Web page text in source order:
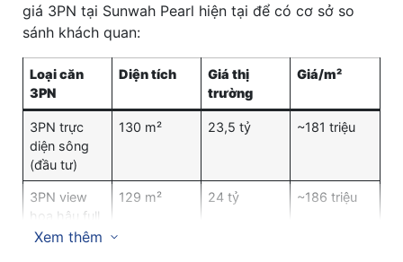
giá 3PN tại Sunwah Pearl hiện tại để có cơ sở so
sánh khách quan:
Loại căn
3PN
Diện tích
Giá thị
trường
Giá/m²
3PN trực
diện sông
(đầu tư)
130 m² 23,5 tỷ ~181 triệu
3PN view
hoa hậu full
NT
129 m² 24 tỷ ~186 triệu
Xem thêm